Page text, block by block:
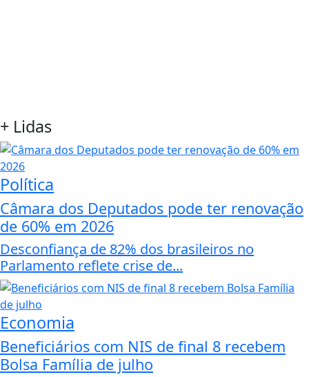
+ Lidas
Política
Câmara dos Deputados pode ter renovação
de 60% em 2026
Desconfiança de 82% dos brasileiros no
Parlamento reflete crise de...
Economia
Beneficiários com NIS de final 8 recebem
Bolsa Família de julho